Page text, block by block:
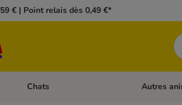
€ | Point relais dès 0,49 €*
Dérouler les catégories: Chiens
Chats Dérouler les
Autres